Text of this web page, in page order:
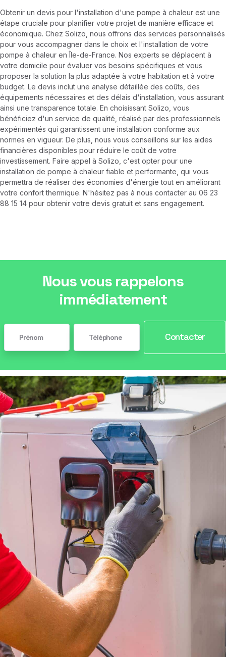
Obtenir un devis pour l'installation d'une pompe à chaleur est une
étape cruciale pour planifier votre projet de manière efficace et
économique. Chez Solizo, nous offrons des services personnalisés
pour vous accompagner dans le choix et l'installation de votre
pompe à chaleur en Île-de-France. Nos experts se déplacent à
votre domicile pour évaluer vos besoins spécifiques et vous
proposer la solution la plus adaptée à votre habitation et à votre
budget. Le devis inclut une analyse détaillée des coûts, des
équipements nécessaires et des délais d'installation, vous assurant
ainsi une transparence totale. En choisissant Solizo, vous
bénéficiez d'un service de qualité, réalisé par des professionnels
expérimentés qui garantissent une installation conforme aux
normes en vigueur. De plus, nous vous conseillons sur les aides
financières disponibles pour réduire le coût de votre
investissement. Faire appel à Solizo, c'est opter pour une
installation de pompe à chaleur fiable et performante, qui vous
permettra de réaliser des économies d'énergie tout en améliorant
votre confort thermique. N'hésitez pas à nous contacter au 06 23
88 15 14 pour obtenir votre devis gratuit et sans engagement.
Nous vous rappelons
immédiatement
Contacter